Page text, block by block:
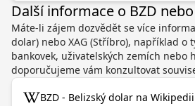
Další informace o BZD nebo
Máte-li zájem dozvědět se více
dolar) nebo XAG (Stříbro), například o
bankovek, uživatelských zemích nebo
doporučujeme vám konzultovat
BZD - Belizský dolar na Wikipedii